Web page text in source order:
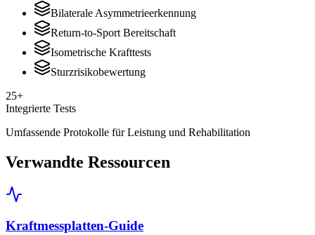
Bilaterale Asymmetrieerkennung
Return-to-Sport Bereitschaft
Isometrische Krafttests
Sturzrisikobewertung
25+
Integrierte Tests
Umfassende Protokolle für Leistung und Rehabilitation
Verwandte Ressourcen
Kraftmessplatten-Guide